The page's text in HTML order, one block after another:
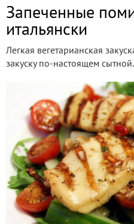
Запеченные
итальянски
Легкая вегетарианская
закуску по-настоящем сытной.